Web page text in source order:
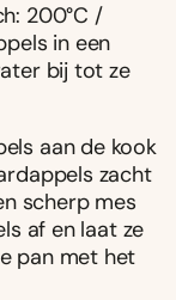
200°C /
in een
bij tot ze
aan de kook
zacht
scherp mes
af en laat ze
pan met het